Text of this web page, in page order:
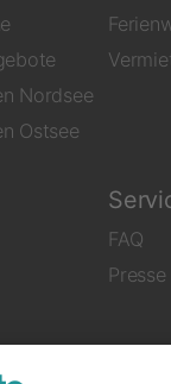
Nordsee
Ostsee
FAQ
Presse